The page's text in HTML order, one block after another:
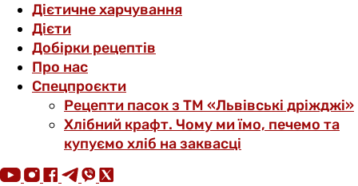
Дієтичне харчування
Дієти
Добірки рецептів
Про нас
Спецпроєкти
Рецепти пасок з ТМ «Львівські дріжджі»
Хлібний крафт. Чому ми їмо, печемо та
купуємо хліб на заквасці